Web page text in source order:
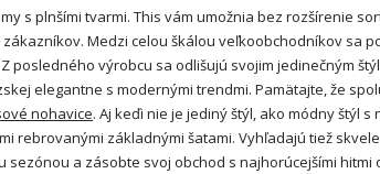
s plnšími tvarmi. This vám umožnia bez rozšírenie
Medzi celou škálou veľkoobchodníkov sa
Z posledného výrobcu sa odlišujú svojim jedinečným
elegantne s modernými trendmi. Pamätajte, že
nohavice. Aj keďi nie je jediný štýl, ako módny štýl s
rebrovanými základnými šatami. Vyhľadajú tiež
a zásobte svoj obchod s najhorúcejšími hitmi